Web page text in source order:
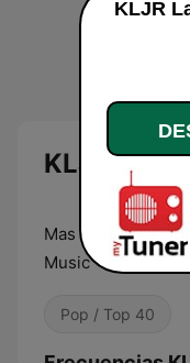
KLJR La
Mas Mas Musica
Music
Pop / Top 40